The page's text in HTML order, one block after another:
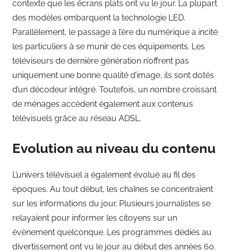
contexte que les écrans plats ont vu le jour. La plupart
des modèles embarquent la technologie LED.
Parallèlement, le passage à l’ère du numérique a incité
les particuliers à se munir de ces équipements. Les
téléviseurs de dernière génération n’offrent pas
uniquement une bonne qualité d’image, ils sont dotés
d’un décodeur intégré. Toutefois, un nombre croissant
de ménages accèdent également aux contenus
télévisuels grâce au réseau ADSL.
Evolution au niveau du contenu
L’univers télévisuel a également évolué au fil des
époques. Au tout début, les chaînes se concentraient
sur les informations du jour. Plusieurs journalistes se
relayaient pour informer les citoyens sur un
évènement quelconque. Les programmes dédiés au
divertissement ont vu le jour au début des années 60.